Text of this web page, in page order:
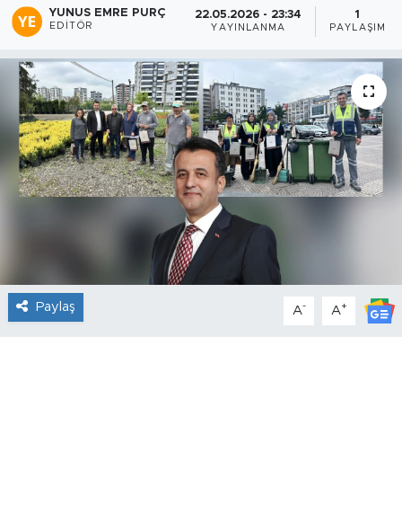
YUNUS EMRE PURÇ
EDITÖR
22.05.2026 - 23:34
YAYINLANMA
1
PAYLAŞIM
Paylaş A- A+
Haber Arşivi